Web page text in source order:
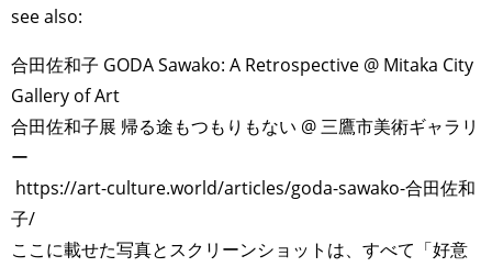
see also:
合田佐和子 GODA Sawako: A Retrospective @ Mitaka City
Gallery of Art
合田佐和子展 帰る途もつもりもない @ 三鷹市美術ギャラリ
ー
https://art-culture.world/articles/goda-sawako-合田佐和
子/
ここに載せた写真とスクリーンショットは、すべて「好意